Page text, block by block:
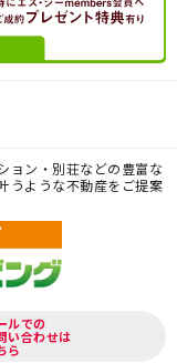
ョン・別荘などの豊富な
うような不動産をご提案
ルでの
い合わせは
ら